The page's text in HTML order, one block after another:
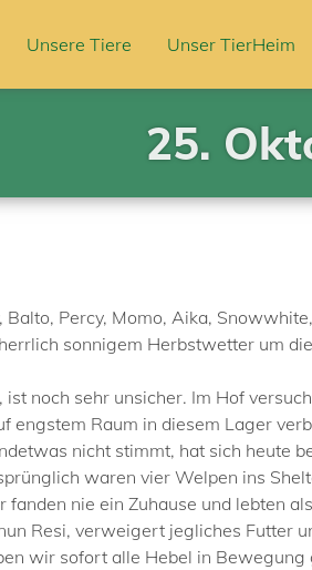
Unsere Tiere Unser TierHeim
25.
Percy, Momo, Aika,
sonnigem Herbstwetter um
noch sehr unsicher. Im Hof
engstem Raum in diesem Lager
nicht stimmt, hat sich heute
waren vier Welpen ins
nie ein Zuhause und lebten
Resi, verweigert jegliches Futter
wir sofort alle Hebel in